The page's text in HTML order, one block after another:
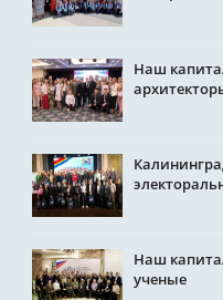
Наш
Наш
ученые